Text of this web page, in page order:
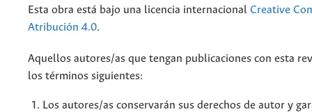
Esta obra está bajo una licencia internacional Creative
Atribución 4.0.
Aquellos autores/as que tengan publicaciones con esta
los términos siguientes:
Los autores/as conservarán sus derechos de autor y